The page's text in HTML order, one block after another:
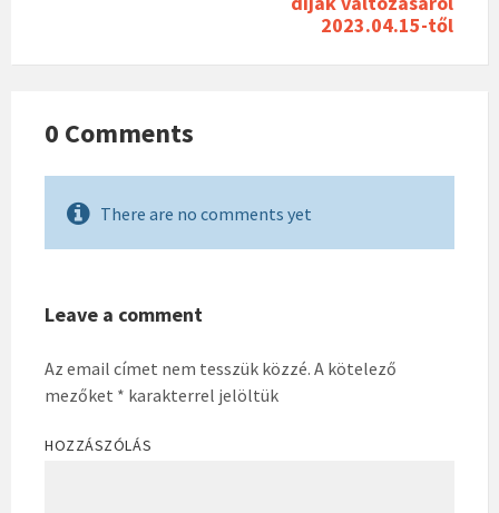
2023.04.15-től
0 Comments
There are no comments yet
Leave a comment
Az email címet nem tesszük közzé. A kötelező
mezőket * karakterrel jelöltük
HOZZÁSZÓLÁS